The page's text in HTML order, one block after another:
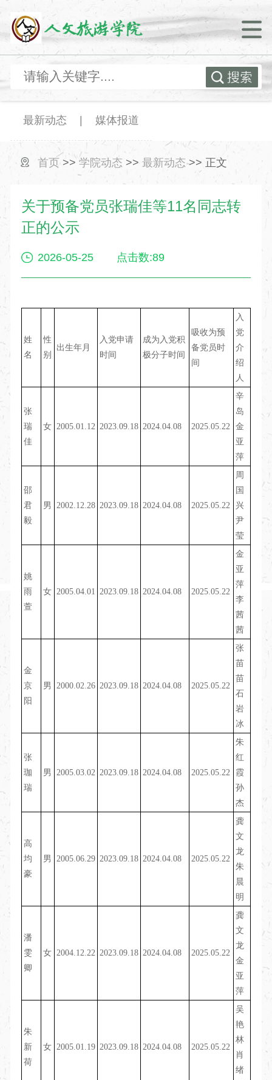
最新动态 媒体报道
首页 >> 学院动态 >> 最新动态>> 正文
关于预备党员张瑞佳等11名同志转
正的公示
2026-05-25 点击数:89
姓
名
性
别
出生年月
入党申请
时间
成为入党积
极分子时间
吸收为预
备党员时
间
入
党
介
绍
人
张
瑞
佳
女 2005.01.12 2023.09.18 2024.04.08 2025.05.22
辛
岛
金
亚
萍
邵
君
毅
男 2002.12.28 2023.09.18 2024.04.08 2025.05.22
周
国
兴
尹
莹
姚
雨
萱
女 2005.04.01 2023.09.18 2024.04.08 2025.05.22
金
亚
萍
李
茜
茜
金
京
阳
男 2000.02.26 2023.09.18 2024.04.08 2025.05.22
张
苗
苗
石
岩
冰
张
珈
瑞
男 2005.03.02 2023.09.18 2024.04.08 2025.05.22
朱
红
霞
孙
杰
高
均
豪
男 2005.06.29 2023.09.18 2024.04.08 2025.05.22
龚
文
龙
朱
晨
明
潘
雯
卿
女 2004.12.22 2023.09.18 2024.04.08 2025.05.22
龚
文
龙
金
亚
萍
朱
新
荷
女 2005.01.19 2023.09.18 2024.04.08 2025.05.22
吴
艳
林
肖
绪